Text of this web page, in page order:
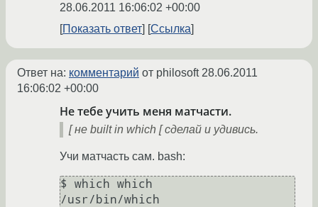
28.06.2011 16:06:02 +00:00
Показать ответ
Ссылка
Ответ на: комментарий от philosoft 28.06.2011
16:06:02 +00:00
Не тебе учить меня матчасти.
[ не built in which [ сделай и удивись.
Учи матчасть сам. bash:
$ which which
/usr/bin/which